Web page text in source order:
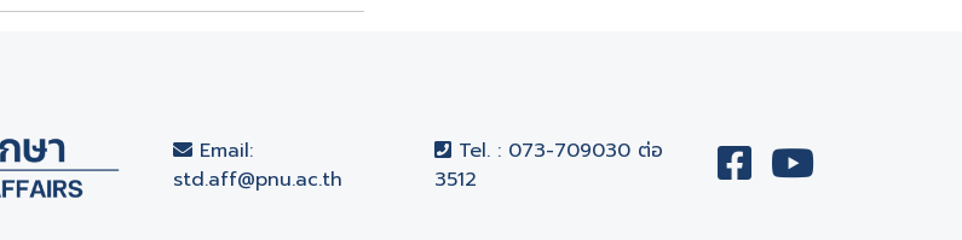
Email:
std.aff@pnu.ac.th
Tel. : 073-709030 ต่อ
3512